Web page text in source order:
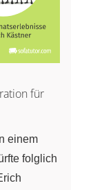
für
einem
folglich